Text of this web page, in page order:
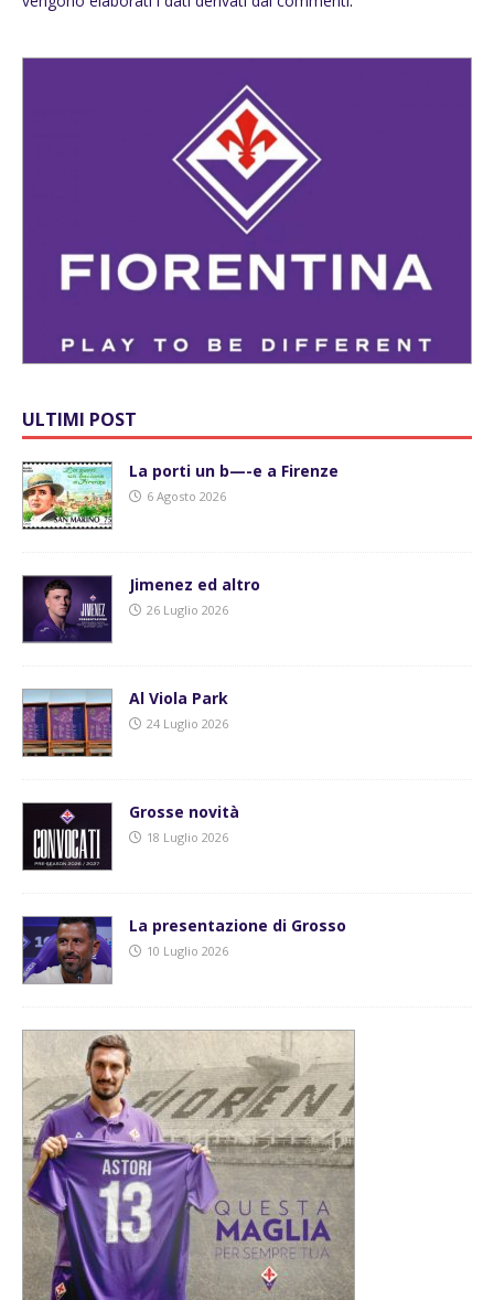
ULTIMI POST
La porti un b—-e a Firenze
6 Agosto 2026
Jimenez ed altro
26 Luglio 2026
Al Viola Park
24 Luglio 2026
Grosse novità
18 Luglio 2026
La presentazione di Grosso
10 Luglio 2026